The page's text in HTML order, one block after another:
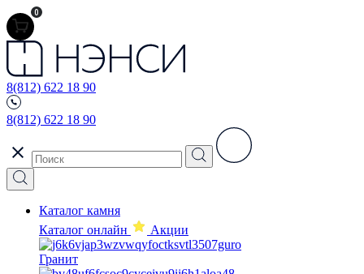
0
8(812) 622 18 90
8(812) 622 18 90
Каталог камня
Каталог онлайн
Акции
Гранит